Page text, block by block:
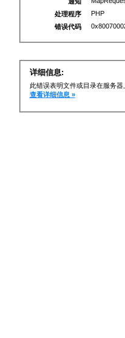
处理程序
PHP
错误代码
详细信息:
此错误表明文件或目录在服务
查看详细信息 »